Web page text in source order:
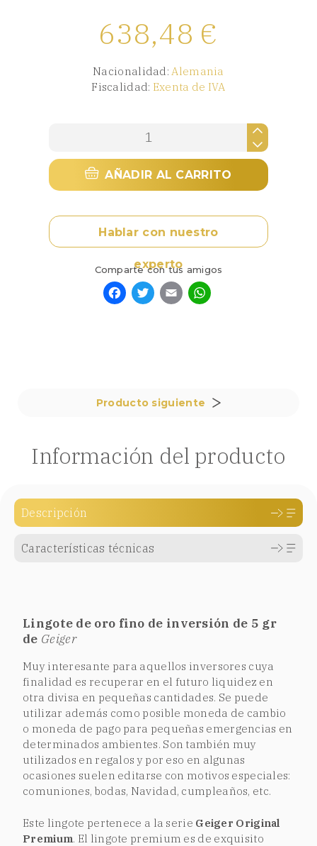
638,48 €
Nacionalidad:Alemania
Fiscalidad: Exenta de IVA
ORO
inversión
5
gr.
AÑADIR AL CARRITO
Hablar con nuestro
experto
Comparte con tus amigos
FacebookTwitterEmail
Información del producto
Producto siguiente
Descripción
Características técnicas
Lingote de oro fino de inversión de 5 gr
de Geiger
Muy interesante para aquellos inversores cuya
finalidad es recuperar en el futuro liquidez en
otra divisa en pequeñas cantidades. Se puede
utilizar además como posible moneda de cambio
o moneda de pago para pequeñas emergencias en
determinados ambientes. Son también muy
utilizados en regalos y por eso en algunas
ocasiones suelen editarse con motivos especiales:
comuniones, bodas, Navidad, cumpleaños, etc.
Este lingote pertenece a la serie Geiger Original
Premium. El lingote premium es de exquisito